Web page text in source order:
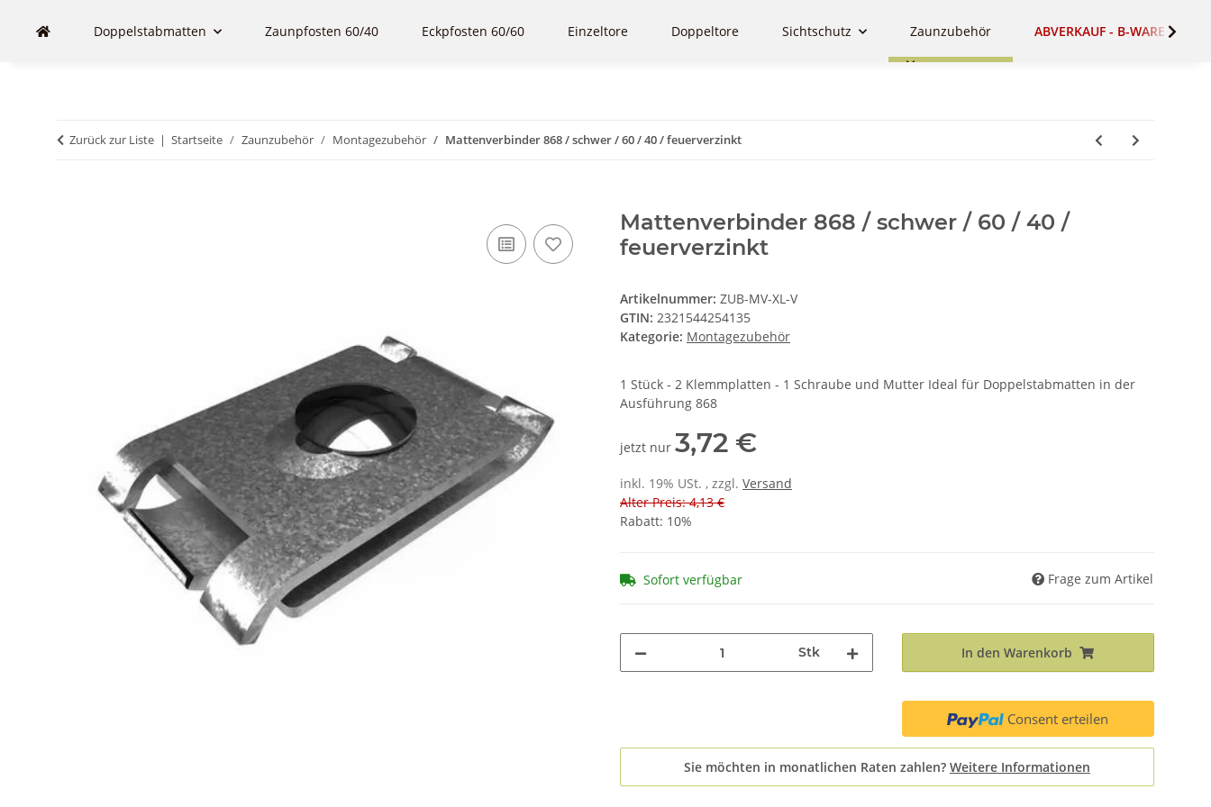
Doppelstabmatten Zaunpfosten 60/40 Eckpfosten 60/60 Einzeltore Doppeltore Sichtschutz Zaunzubehör ABVERKAUF - B-WARE - SALE
Zurück zur Liste Startseite Zaunzubehör Montagezubehör Mattenverbinder 868 / schwer / 60 / 40 / feuerverzinkt
Mattenverbinder 868 / schwer / 60 / 40 /
feuerverzinkt
Artikelnummer: ZUB-MV-XL-V
GTIN: 2321544254135
Kategorie: Montagezubehör
1 Stück - 2 Klemmplatten - 1 Schraube und Mutter Ideal für Doppelstabmatten in der
Ausführung 868
jetzt nur 3,72 €
inkl. 19% USt. , zzgl. Versand
Alter Preis: 4,13 €
Rabatt: 10%
Sofort verfügbar Frage zum Artikel
Stk In den Warenkorb
Consent erteilen
Sie möchten in monatlichen Raten zahlen? Weitere Informationen